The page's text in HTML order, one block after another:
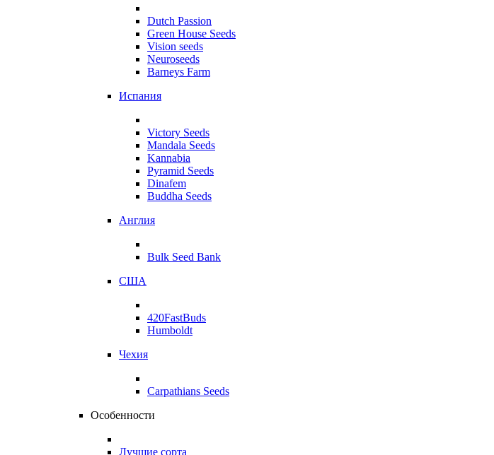
Dutch Passion
Green House Seeds
Vision seeds
Neuroseeds
Barneys Farm
Испания
Victory Seeds
Mandala Seeds
Kannabia
Pyramid Seeds
Dinafem
Buddha Seeds
Англия
Bulk Seed Bank
США
420FastBuds
Humboldt
Чехия
Carpathians Seeds
Особенности
Лучшие сорта